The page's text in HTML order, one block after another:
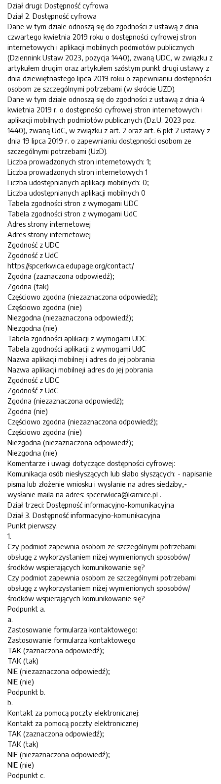
Dział drugi: Dostępność cyfrowa
Dział 2. Dostępność cyfrowa
Dane w tym dziale odnoszą się do zgodności z ustawą z dnia
czwartego kwietnia 2019 roku o dostępności cyfrowej stron
internetowych i aplikacji mobilnych podmiotów publicznych
(Dziennink Ustaw 2023, pozycja 1440), zwaną UDC, w związku z
artykułem drugim oraz artykułem szóstym punkt drugi ustawy z
dnia dziewiętnastego lipca 2019 roku o zapewnianiu dostępności
osobom ze szczególnymi potrzebami (w skrócie UZD).
Dane w tym dziale odnoszą się do zgodności z ustawą z dnia 4
kwietnia 2019 r. o dostępności cyfrowej stron internetowych i
aplikacji mobilnych podmiotów publicznych (Dz.U. 2023 poz.
1440), zwaną UdC, w związku z art. 2 oraz art. 6 pkt 2 ustawy z
dnia 19 lipca 2019 r. o zapewnianiu dostępności osobom ze
szczególnymi potrzebami (UzD).
Liczba prowadzonych stron internetowych: 1;
Liczba prowadzonych stron internetowych 1
Liczba udostępnianych aplikacji mobilnych: 0;
Liczba udostępnianych aplikacji mobilnych 0
Tabela zgodności stron z wymogami UDC
Tabela zgodności stron z wymogami UdC
Adres strony internetowej
Adres strony internetowej
Zgodność z UDC
Zgodność z UdC
https://spcerkwica.edupage.org/contact/
Zgodna (zaznaczona odpowiedź);
Zgodna (tak)
Częściowo zgodna (niezaznaczona odpowiedź);
Częściowo zgodna (nie)
Niezgodna (niezaznaczona odpowiedź);
Niezgodna (nie)
Tabela zgodności aplikacji z wymogami UDC
Tabela zgodności aplikacji z wymogami UdC
Nazwa aplikacji mobilnej i adres do jej pobrania
Nazwa aplikacji mobilneji adres do jej pobrania
Zgodność z UDC
Zgodność z UdC
Zgodna (niezaznaczona odpowiedź);
Zgodna (nie)
Częściowo zgodna (niezaznaczona odpowiedź);
Częściowo zgodna (nie)
Niezgodna (niezaznaczona odpowiedź);
Niezgodna (nie)
Komentarze i uwagi dotyczące dostępności cyfrowej:
Komunikacja osób niesłyszących lub słabo słyszących: - napisanie
pisma lub złożenie wniosku i wysłanie na adres siedziby,-
wysłanie maila na adres: spcerwkica@karnice.pl .
Dział trzeci: Dostępność informacyjno-komunikacyjna
Dział 3. Dostępność informacyjno-komunikacyjna
Punkt pierwszy.
1.
Czy podmiot zapewnia osobom ze szczególnymi potrzebami
obsługę z wykorzystaniem niżej wymienionych sposobów/
środków wspierających komunikowanie się?
Czy podmiot zapewnia osobom ze szczególnymi potrzebami
obsługę z wykorzystaniem niżej wymienionych sposobów/
środków wspierających komunikowanie się?
Podpunkt a.
a.
Zastosowanie formularza kontaktowego:
Zastosowanie formularza kontaktowego
TAK (zaznaczona odpowiedź);
TAK (tak)
NIE (niezaznaczona odpowiedź);
NIE (nie)
Podpunkt b.
b.
Kontakt za pomocą poczty elektronicznej:
Kontakt za pomocą poczty elektronicznej
TAK (zaznaczona odpowiedź);
TAK (tak)
NIE (niezaznaczona odpowiedź);
NIE (nie)
Podpunkt c.